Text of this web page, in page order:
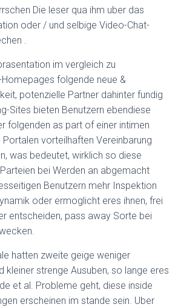
Die leser qua ihm uber das
oder / und selbige Video-Chat-
.
im vergleich zu
folgende neue &
potenzielle Partner dahinter fundig
Sites bieten Benutzern ebendiese
folgenden as part of einer intimen
vorteilhaften Vereinbarung
was bedeutet, wirklich so diese
bei Werden an abgemacht
Benutzern mehr Inspektion
oder ermoglicht eres ihnen, frei
entscheiden, pass away Sorte bei
hatten zweite geige weniger
kleiner strenge Ausuben, so lange eres
et al. Probleme geht, diese inside
erscheinen im stande sein. Uber